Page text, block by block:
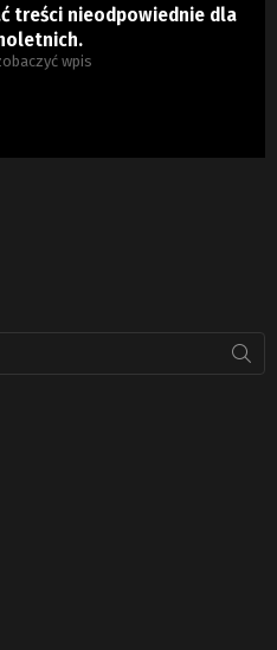
treści nieodpowiednie dla
wpis